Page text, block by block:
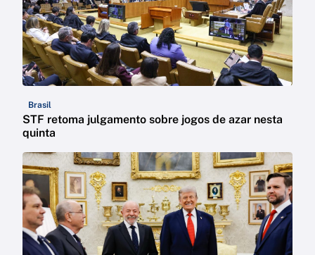
Brasil
STF retoma julgamento sobre jogos de azar nesta
quinta